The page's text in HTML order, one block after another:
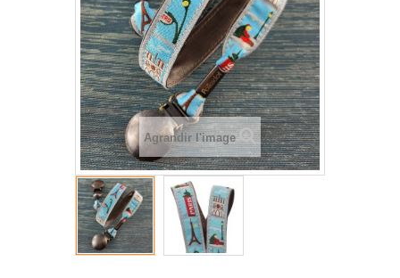
Agrandir l'image